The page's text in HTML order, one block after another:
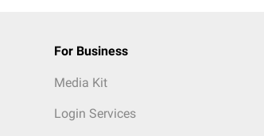
For Business
Media Kit
Login Services